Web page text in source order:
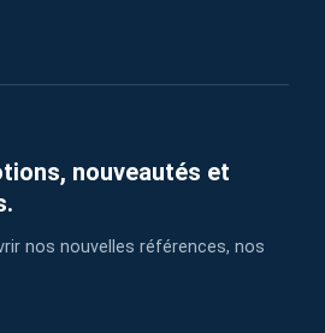
nouveautés et
nos nouvelles références, nos